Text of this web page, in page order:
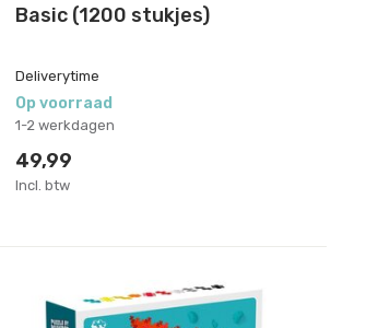
Basic (1200 stukjes)
Deliverytime
Op voorraad
1-2 werkdagen
49,99
Incl. btw